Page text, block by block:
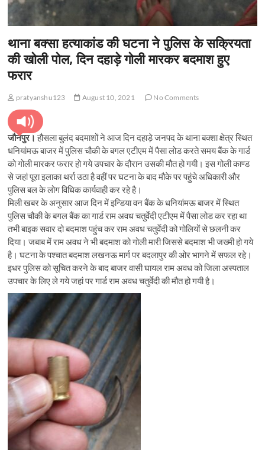
थाना बक्सा हत्याकांड की घटना ने पुलिस के सक्रियता
की खोली पोल, दिन दहाड़े गोली मारकर बदमाश हुए
फरार
pratyanshu123 August 10, 2021 No Comments
जौनपुर। हौसला बुलंद बदमाशों ने आज दिन दहाड़े जनपद के थाना बक्शा क्षेत्र स्थित
धनियांमऊ बाजर में पुलिस चौकी के बगल एटीएम में पैसा लोड करते समय बैंक के गार्ड
को गोली मारकर फरार हो गये उपचार के दौरान उसकी मौत हो गयी। इस गोली काण्ड
से जहां पूरा इलाका थर्रा उठा है वहीं पर घटना के बाद मौके पर पहुंचे अधिकारी और
पुलिस बल के लोग विधिक कार्यवाही कर रहे है।
मिली खबर के अनुसार आज दिन में इन्डिया वन बैंक के धनियांमऊ बाजर में स्थित
पुलिस चौकी के बगल बैंक का गार्ड राम अवध चतुर्वेदी एटीएम में पैसा लोड कर रहा था
तभी बाइक सवार दो बदमाश पहुंच कर राम अवध चतुर्वेदी को गोलियों से छलनी कर
दिया। जबाब में राम अवध ने भी बदमाश को गोली मारी जिससे बदमाश भी जख्मी हो गये
है। घटना के पश्चात बदमाश लखनऊ मार्ग पर बदलापुर की ओर भागने में सफल रहे।
इधर पुलिस को सूचित करने के बाद बाजर वासी घायल राम अवध को जिला अस्पताल
उपचार के लिए ले गये जहां पर गार्ड राम अवध चतुर्वेदी की मौत हो गयी है।